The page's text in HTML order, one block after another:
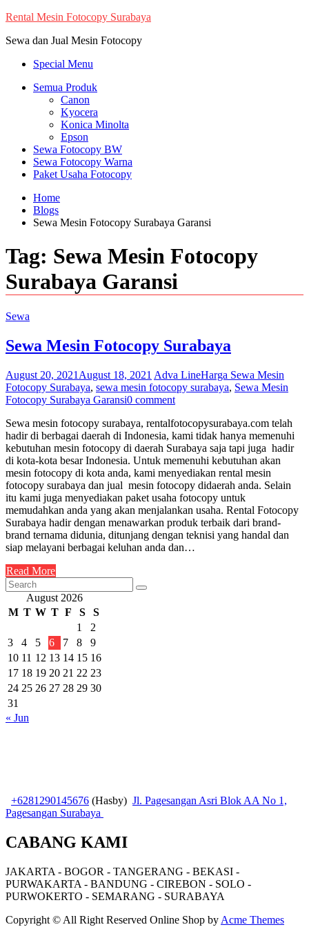
Skip
content
Rental Mesin Fotocopy Surabaya
Sewa dan Jual Mesin Fotocopy
Special Menu
Semua Produk
Canon
Kyocera
Konica Minolta
Epson
Sewa Fotocopy BW
Sewa Fotocopy Warna
Paket Usaha Fotocopy
Home
Blogs
Sewa Mesin Fotocopy Surabaya Garansi
Tag: Sewa Mesin Fotocopy
Surabaya Garansi
Sewa
Sewa Mesin Fotocopy Surabaya
August 20, 2021 August 18, 2021 Adva LineHarga Sewa Mesin
Fotocopy Surabaya, sewa mesin fotocopy surabaya, Sewa Mesin
Fotocopy Surabaya Garansi0 comment
Sewa mesin fotocopy surabaya, rentalfotocopysurabaya.com telah
hadir di berbagai daerah di Indonesia, kami tidak hanya memenuhi
kebutuhan mesin fotocopy di daerah Surabaya saja tapi juga hadir
di kota-kota besar Indonesia. Untuk memenuhi kebutuhan akan
mesin fotocopy di kota anda, kami menyediakan rental mesin
fotocopy surabaya dan jual mesin fotocopy didaerah anda. Selain
itu kami juga menyediakan paket usaha fotocopy untuk
memudahkan anda yang akan menjalankan usaha. Rental Fotocopy
Surabaya hadir dengan menawarkan produk terbaik dari brand-
brand ternama didunia, ditunjang dengan teknisi yang handal dan
siap melayani berbagai keluhan anda dan…
Read More
August 2026
M T W T F S
S
1
2
3
4 5 6 7 8
9
10 11 12 13 14 15 16
17 18 19 20 21 22 23
24 25 26 27 28 29 30
31
« Jun
+6281290145676 (Hasby) Jl. Pagesangan Asri Blok AA No 1,
Pagesangan Surabaya
CABANG KAMI
JAKARTA - BOGOR - TANGERANG - BEKASI -
PURWAKARTA - BANDUNG - CIREBON - SOLO -
PURWOKERTO - SEMARANG - SURABAYA
Copyright © All Right Reserved Online Shop by Acme Themes